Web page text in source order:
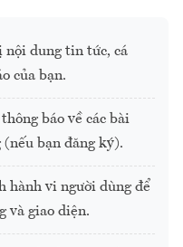
dung tin tức, cá
của bạn.
báo về các bài
bạn đăng ký).
hành vi người dùng để
và giao diện.